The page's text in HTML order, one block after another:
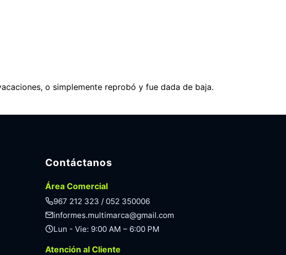
o simplemente reprobó y fue dada de baja.
Contáctanos
Área Comercial
967 212 323 / 052 350006
informes.multimarca@gmail.com
Lun - Vie: 9:00 AM – 6:00 PM
Atención al Cliente